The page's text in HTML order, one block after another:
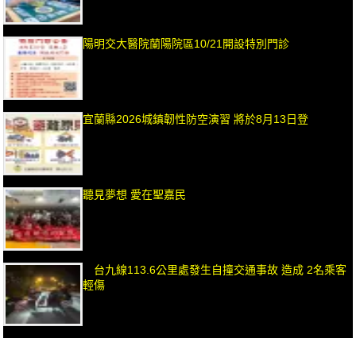
陽明交大醫院蘭陽院區10/21開設特別門診
宜蘭縣2026城鎮韌性防空演習 將於8月13日登
聽見夢想 愛在聖嘉民
台九線113.6公里處發生自撞交通事故 造成 2名乘客
輕傷